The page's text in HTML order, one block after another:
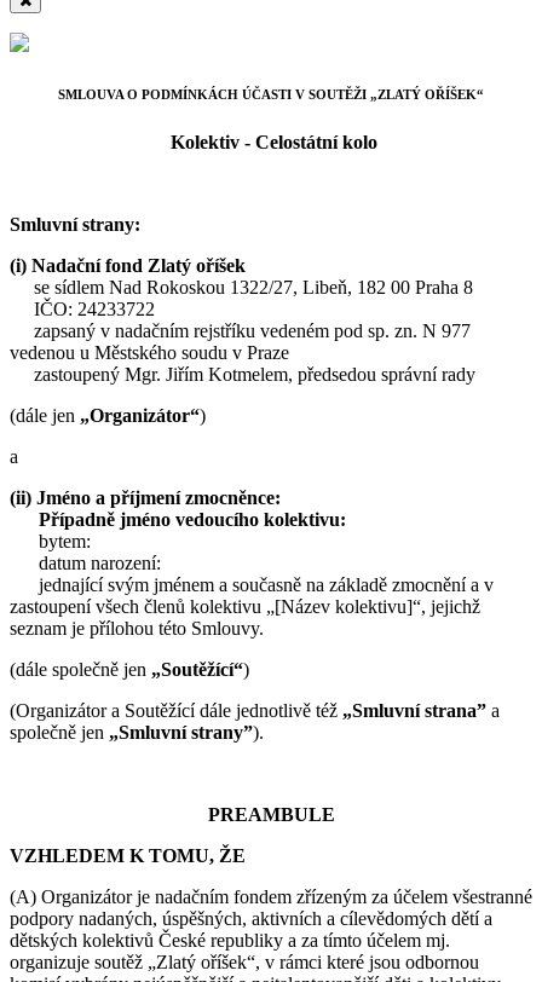
SMLOUVA O PODMÍNKÁCH ÚČASTI V SOUTĚŽI „ZLATÝ OŘÍŠEK“
Kolektiv - Celostátní kolo
Smluvní strany:
(i) Nadační fond Zlatý oříšek
se sídlem Nad Rokoskou 1322/27, Libeň, 182 00 Praha 8
IČO: 24233722
zapsaný v nadačním rejstříku vedeném pod sp. zn. N 977
vedenou u Městského soudu v Praze
zastoupený Mgr. Jiřím Kotmelem, předsedou správní rady
(dále jen „Organizátor“)
a
(ii) Jméno a příjmení zmocněnce:
Případně jméno vedoucího kolektivu:
bytem:
datum narození:
jednající svým jménem a současně na základě zmocnění a v
zastoupení všech členů kolektivu „[Název kolektivu]“, jejichž
seznam je přílohou této Smlouvy.
(dále společně jen „Soutěžící“)
(Organizátor a Soutěžící dále jednotlivě též „Smluvní strana” a
společně jen „Smluvní strany”).
PREAMBULE
VZHLEDEM K TOMU, ŽE
(A) Organizátor je nadačním fondem zřízeným za účelem všestranné
podpory nadaných, úspěšných, aktivních a cílevědomých dětí a
dětských kolektivů České republiky a za tímto účelem mj.
organizuje soutěž „Zlatý oříšek“, v rámci které jsou odbornou